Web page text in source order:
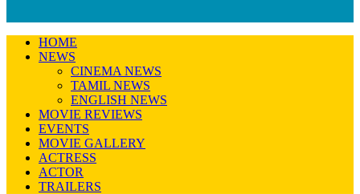
HOME
NEWS
CINEMA NEWS
TAMIL NEWS
ENGLISH NEWS
MOVIE REVIEWS
EVENTS
MOVIE GALLERY
ACTRESS
ACTOR
TRAILERS